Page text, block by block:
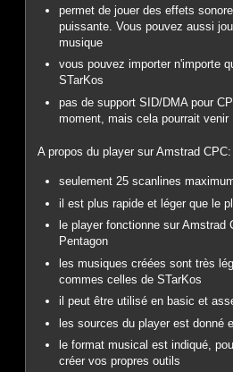
permet de jouer des effets
puissante. Vous pouvez aussi
musique
vous pouvez importer n'importe
STarKos
pas de support SID/DMA pour
moment, mais cela pourrait venir
A propos du player sur Amstrad CPC:
seulement 25 scanlines
il est plus rapide et léger que le
le player fonctionne sur
Pentagon
les musiques créées sont très
commes celles de STarKos
il peut être utilisé en basic et
les sources du player est donné
le format musical est indiqué,
créer vos propres outils